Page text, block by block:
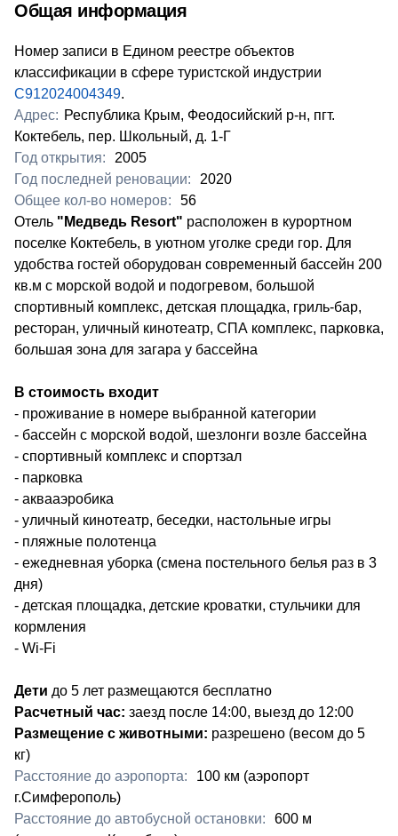
Общая информация
Номер записи в Едином реестре объектов
классификации в сфере туристской индустрии
С912024004349.
Адрес: Республика Крым, Феодосийский р-н, пгт.
Коктебель, пер. Школьный, д. 1-Г
Год открытия:
2005
Год последней реновации:
2020
Общее кол-во номеров:
56
Отель "Медведь Resort" расположен в курортном
поселке Коктебель, в уютном уголке среди гор. Для
удобства гостей оборудован современный бассейн 200
кв.м с морской водой и подогревом, большой
спортивный комплекс, детская площадка, гриль-бар,
ресторан, уличный кинотеатр, СПА комплекс, парковка,
большая зона для загара у бассейна
В стоимость входит
- проживание в номере выбранной категории
- бассейн с морской водой, шезлонги возле бассейна
- спортивный комплекс и спортзал
- парковка
- аквааэробика
- уличный кинотеатр, беседки, настольные игры
- пляжные полотенца
- ежедневная уборка (смена постельного белья раз в 3
дня)
- детская площадка, детские кроватки, стульчики для
кормления
- Wi-Fi
Дети до 5 лет размещаются бесплатно
Расчетный час: заезд после 14:00, выезд до 12:00
Размещение с животными: разрешено (весом до 5
кг)
Расстояние до аэропорта:
​100 км (аэропорт
г.Симферополь)
Расстояние до автобусной остановки:
600 м